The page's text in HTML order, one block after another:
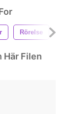
Rörelse
Här Filen